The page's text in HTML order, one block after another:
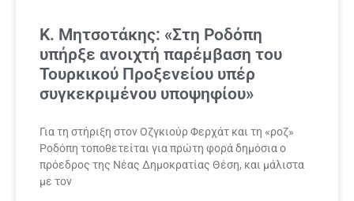
Κ. Μητσοτάκης: «Στη Ροδόπη
υπήρξε ανοιχτή παρέμβαση του
Τουρκικού Προξενείου υπέρ
συγκεκριμένου υποψηφίου»
Για τη στήριξη στον Οζγκιούρ Φερχάτ και τη «ροζ»
Ροδόπη τοποθετείται για πρώτη φορά δημόσια ο
πρόεδρος της Νέας Δημοκρατίας Θέση, και μάλιστα
με τον